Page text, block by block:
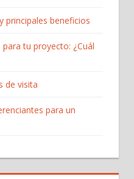
principales beneficios
tu proyecto: ¿Cuál
de visita
para un